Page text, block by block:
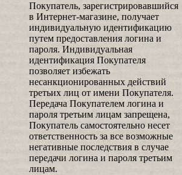
Покупатель, зарегистрировавшийся
в Интернет-магазине, получает
индивидуальную идентификацию
путем предоставления логина и
пароля. Индивидуальная
идентификация Покупателя
позволяет избежать
несанкционированных действий
третьих лиц от имени Покупателя.
Передача Покупателем логина и
пароля третьим лицам запрещена,
Покупатель самостоятельно несет
ответственность за все возможные
негативные последствия в случае
передачи логина и пароля третьим
лицам.